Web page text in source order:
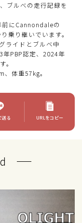
ブルべの走行記録を
にCannondaleの
乗り継いでいます。
ライドとブルベ中
PBP認定、2024年
。
体重57kg。
送る URLをコピー